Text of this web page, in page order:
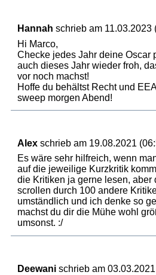
Hannah schrieb am 11.03.2023
Hi Marco,
Checke jedes Jahr deine Oscar
auch dieses Jahr wieder froh,
vor noch machst!
Hoffe du behältst Recht und
sweep morgen Abend!
Alexschrieb am 19.08.2021
Es wäre sehr hilfreich, wenn
auf die jeweilige Kurzkritik
die Kritiken ja gerne lesen, aber
scrollen durch 100 andere
umständlich und ich denke so
machst du dir die Mühe wohl
umsonst. :/
Deewanischrieb am